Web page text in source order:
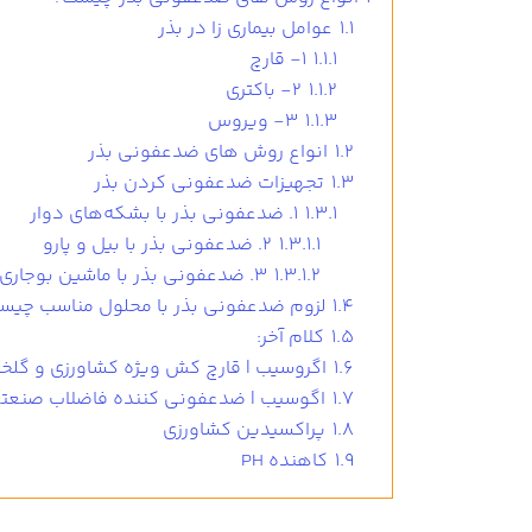
1.1 عوامل بیماری زا در بذر
1.1.1 1- قارچ
1.1.2 2- باکتری
1.1.3 3- ویروس
1.2 انواع روش های ضدعفونی بذر
1.3 تجهیزات ضدعفونی کردن بذر
1.3.1 1. ضدعفونی بذر با بشکه‌های دوار
1.3.1.1 2. ضدعفونی بذر با بیل و پارو
1.3.1.2 3. ضدعفونی بذر با ماشین بوجاری
1.4 لزوم ضدعفونی بذر با محلول مناسب
1.5 کلام آخر:
1.6 اگروسیب | قارچ کش ویژه کشاورزی و
1.7 اگوسیب | ضدعفونی کننده فاضلاب
1.8 پراکسیدین کشاورزی
1.9 کاهنده PH